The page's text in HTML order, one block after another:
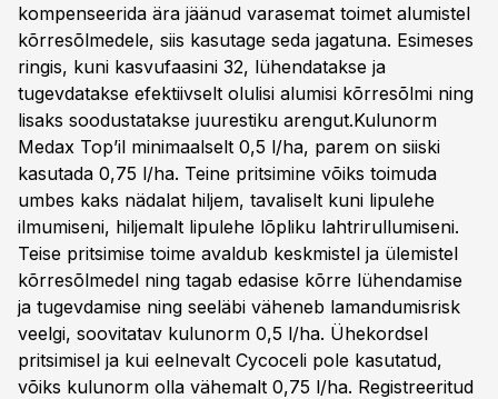
kompenseerida ära jäänud varasemat toimet alumistel
kõrresõlmedele, siis kasutage seda jagatuna. Esimeses
ringis, kuni kasvufaasini 32, lühendatakse ja
tugevdatakse efektiivselt olulisi alumisi kõrresõlmi ning
lisaks soodustatakse juurestiku arengut.Kulunorm
Medax Top’il minimaalselt 0,5 l/ha, parem on siiski
kasutada 0,75 l/ha. Teine pritsimine võiks toimuda
umbes kaks nädalat hiljem, tavaliselt kuni lipulehe
ilmumiseni, hiljemalt lipulehe lõpliku lahtrirullumiseni.
Teise pritsimise toime avaldub keskmistel ja ülemistel
kõrresõlmedel ning tagab edasise kõrre lühendamise
ja tugevdamise ning seeläbi väheneb lamandumisrisk
veelgi, soovitatav kulunorm 0,5 l/ha. Ühekordsel
pritsimisel ja kui eelnevalt Cycoceli pole kasutatud,
võiks kulunorm olla vähemalt 0,75 l/ha. Registreeritud